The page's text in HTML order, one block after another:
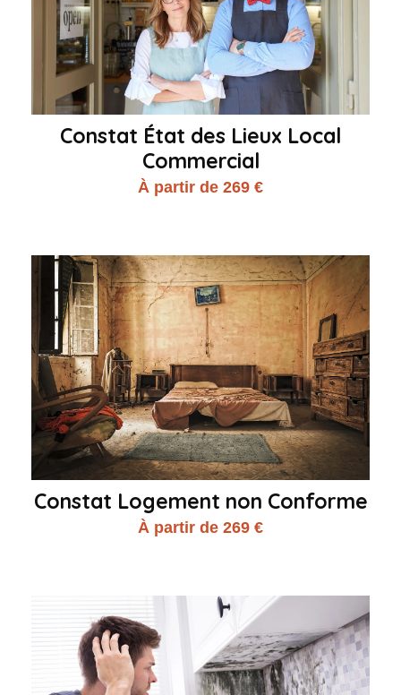
Constat État des Lieux Local
Commercial
À partir de 269 €
Constat Logement non Conforme
À partir de 269 €